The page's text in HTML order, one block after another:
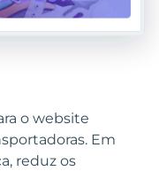
o website
Em
reduz os